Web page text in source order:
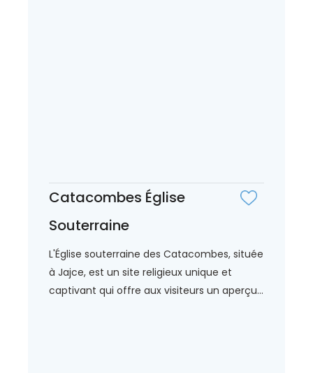
Catacombes Église
Souterraine
L'Église souterraine des Catacombes, située
à Jajce, est un site religieux unique et
captivant qui offre aux visiteurs un aperçu...